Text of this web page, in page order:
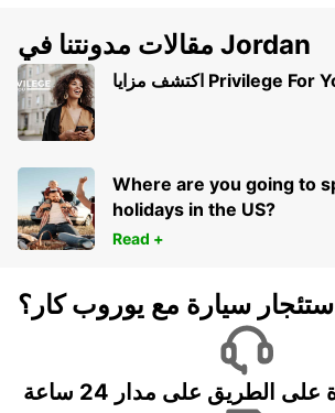
مقالات مدونتنا في Jordan
Where are you going to
holidays in the US?
Read +
سيارة مع يوروب كار؟
الطريق على مدار 24 ساعة